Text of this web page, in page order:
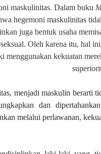
maskulinitas. Dalam buku
hegemoni maskulinitas
juga bentuk usaha
Oleh karena itu, hal
menggunakan kekuatan
menjadi maskulin berarti
dan
melalui perlawanan,